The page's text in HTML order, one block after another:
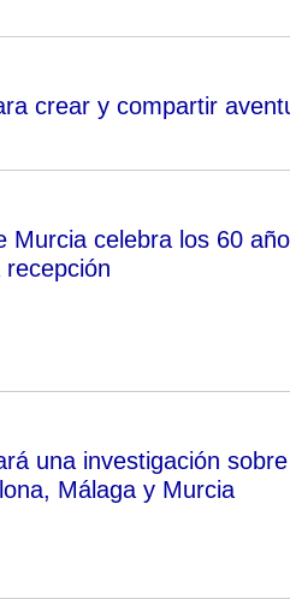
crear y compartir
Murcia celebra los 60
una investigación
Málaga y Murcia